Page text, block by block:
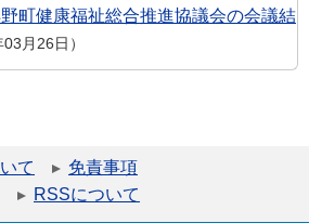
町健康福祉総合推進協議会の会議結
03月26日
て
免責事項
RSSについて